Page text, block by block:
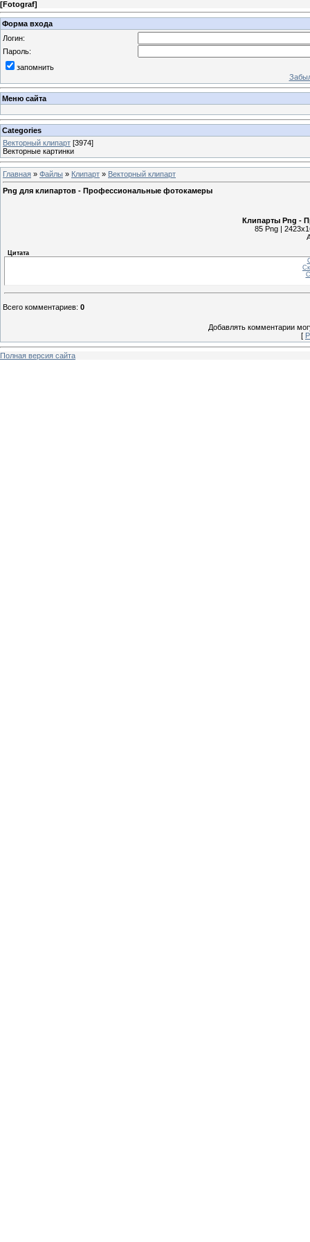
[Fotograf]
Форма входа
Логин:
Пароль:
запомнить
Меню сайта
Categories
Векторный клипарт [3974]
Векторные картинки
Главная » Файлы » Клипарт » Векторный клипарт
Png для клипартов - Профессиональные фотокамеры
Клипарты Png -
85 Png |
Цитата
Всего комментариев: 0
Добавлять комментарии
[
Полная версия сайта